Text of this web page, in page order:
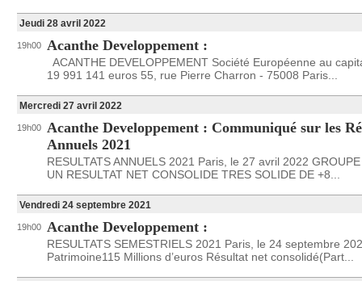
Jeudi 28 avril 2022
19h00 Acanthe Developpement :
ACANTHE DEVELOPPEMENT Société Européenne au
19 991 141 euros 55, rue Pierre Charron - 75008 Paris...
Mercredi 27 avril 2022
19h00 Acanthe Developpement : Communiqué sur les
Annuels 2021
RESULTATS ANNUELS 2021 Paris, le 27 avril 2022
UN RESULTAT NET CONSOLIDE TRES SOLIDE DE +8...
Vendredi 24 septembre 2021
19h00 Acanthe Developpement :
RESULTATS SEMESTRIELS 2021 Paris, le 24 septembre
Patrimoine115 Millions d’euros Résultat net consolidé(Part...